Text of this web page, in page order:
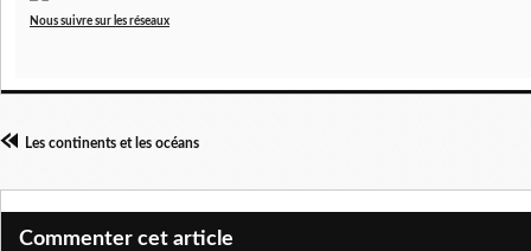
Nous suivre sur les réseaux
Les continents et les océans
Commenter cet article